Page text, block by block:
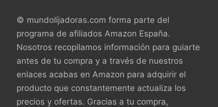
© mundolijadoras.com forma parte del
programa de afiliados Amazon España.
Nosotros recopilamos información para guiarte
antes de tu compra y a través de nuestros
enlaces acabas en Amazon para adquirir el
producto que constantemente actualiza los
precios y ofertas. Gracias a tu compra,